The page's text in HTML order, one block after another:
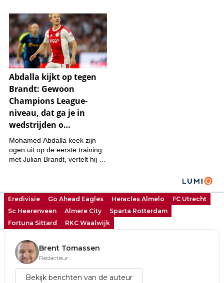
Eredivisie Go Ahead Eagles Heracles Almelo
FC Utrecht
Sc Heerenveen
Almere City
Sparta Rotterdam
Fortuna Sittard
RKC Waalwijk
Brent Tomassen
Redacteur
Bekijk berichten van de auteur